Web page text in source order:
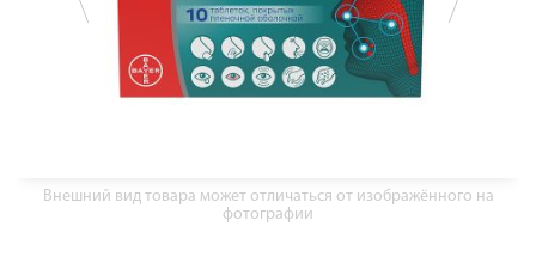
Внешний вид товара может отличаться от изображённого на
фотографии